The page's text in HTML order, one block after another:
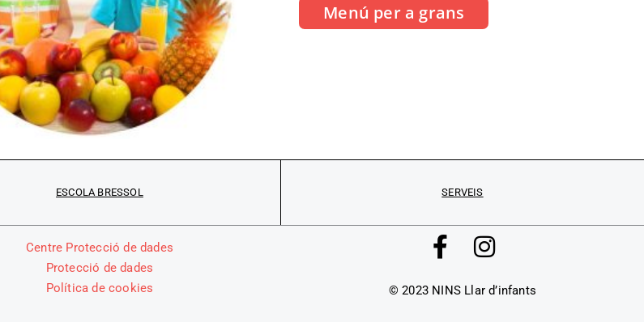
Menú per a grans
ESCOLA BRESSOL
Centre Protecció de dades
Protecció de dades
Política de cookies
SERVEIS
F
a
c
I
s
© 2023 NINS Llar d’infants